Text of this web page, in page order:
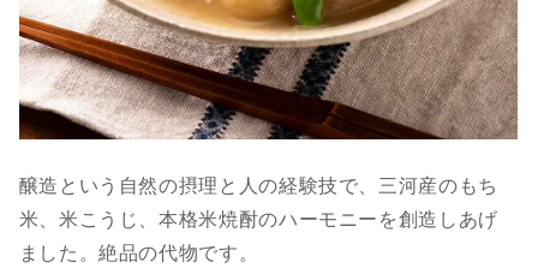
醸造という自然の摂理と人の経験技で、三河産のもち
米、米こうじ、本格米焼酎のハーモニーを創造しあげ
ました。絶品の代物です。